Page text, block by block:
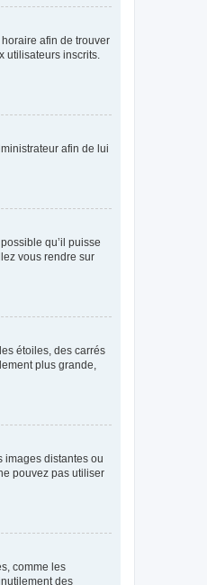
afin de trouver
utilisateurs inscrits.
afin de lui
qu’il puisse
vous rendre sur
étoiles, des carrés
plus grande,
images distantes ou
pouvez pas utiliser
comme les
des